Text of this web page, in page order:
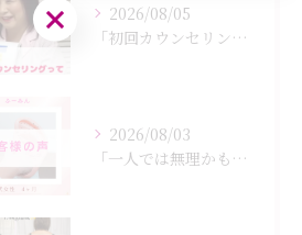
2026/08/05
「初回カウンセリングでは何をするの？」
2026/08/03
「一人では無理かも…」
ご予約はこちら